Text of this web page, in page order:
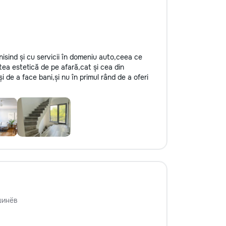
și cu servicii în domeniu auto,ceea ce
estetică de pe afară,cat și cea din
de a face bani,și nu în primul rând de a oferi